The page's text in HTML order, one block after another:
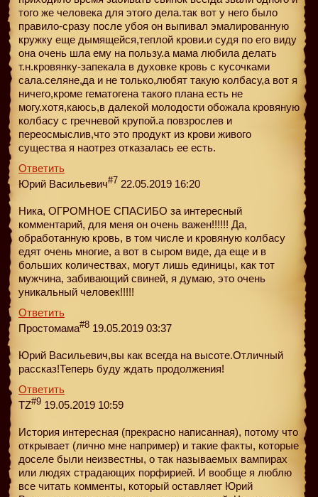
того же человека для этого дела.так вот у него было
правило-сразу после убоя он выпивал эмалированную
кружку еще дымящейся,теплой крови.и судя по его виду
она очень шла ему на пользу.а мама любила делать
т.н.кровянку-запекала в духовке кровь с кусочками
сала.селяне,да и не только,любят такую колбасу,а вот я
ничего,кроме гематогена такого плана есть не
могу.хотя,каюсь,в далекой молодости обожала кровяную
колбасу с гречневой крупой.а повзрослев и
переосмыслив,что это продукт из крови живого
существа я наотрез отказалась ее есть.
Ответить
Юрий Васильевич#7 22.05.2019 16:20
Ника, ОГРОМНОЕ СПАСИБО за интересный
комментарий, для меня он очень важен!!!!!! Да,
обработанную кровь, в том числе и кровяную колбасу
едят очень многие, а вот в сыром виде, да еще и в
больших количествах, могут лишь единицы, как тот
мужчина, забивающий свиней, я думаю, это очень
уникальный человек!!!!!
Ответить
Простомама#8 19.05.2019 03:37
Юрий Васильевич,вы как всегда на высоте.Отличный
рассказ!Теперь буду ждать продолжения!
Ответить
TZ#9 19.05.2019 10:59
История интересная (прекрасно написанная), потому что
открывает (лично мне например) и такие факты, которые
доселе были неизвестны, о так называемых вампирах
или людях страдающих порфирией. И вообще я люблю
все читать комменты, который оставляет Юрий